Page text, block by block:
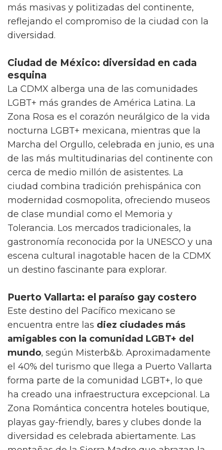
más masivas y politizadas del continente,
reflejando el compromiso de la ciudad con la
diversidad.
Ciudad de México: diversidad en cada
esquina
La CDMX alberga una de las comunidades
LGBT+ más grandes de América Latina. La
Zona Rosa es el corazón neurálgico de la vida
nocturna LGBT+ mexicana, mientras que la
Marcha del Orgullo, celebrada en junio, es una
de las más multitudinarias del continente con
cerca de medio millón de asistentes. La
ciudad combina tradición prehispánica con
modernidad cosmopolita, ofreciendo museos
de clase mundial como el Memoria y
Tolerancia. Los mercados tradicionales, la
gastronomía reconocida por la UNESCO y una
escena cultural inagotable hacen de la CDMX
un destino fascinante para explorar.
Puerto Vallarta: el paraíso gay costero
Este destino del Pacífico mexicano se
encuentra entre las diez ciudades más
amigables con la comunidad LGBT+ del
mundo, según Misterb&b. Aproximadamente
el 40% del turismo que llega a Puerto Vallarta
forma parte de la comunidad LGBT+, lo que
ha creado una infraestructura excepcional. La
Zona Romántica concentra hoteles boutique,
playas gay-friendly, bares y clubes donde la
diversidad es celebrada abiertamente. Las